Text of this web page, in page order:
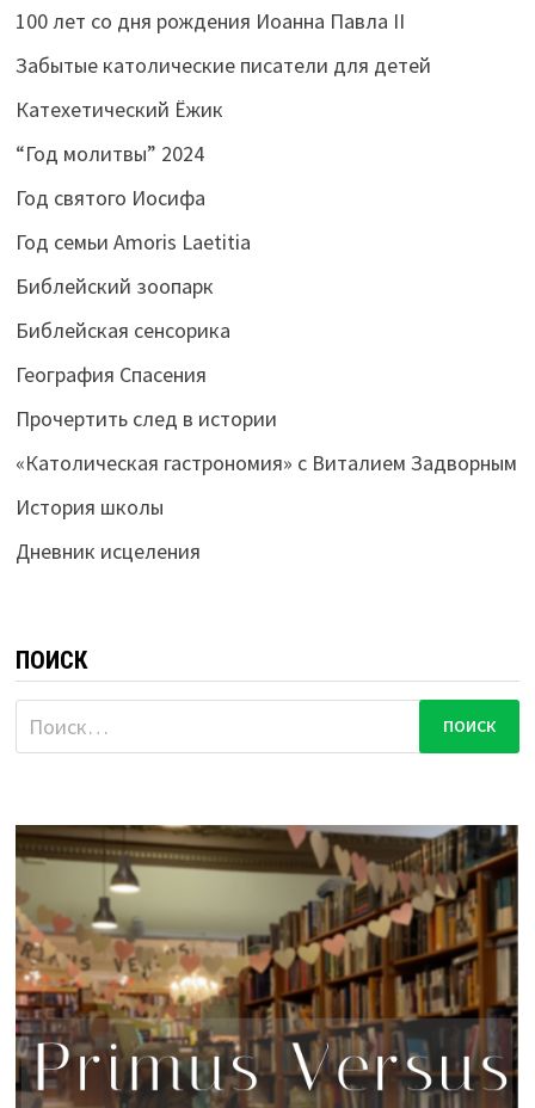
100 лет со дня рождения Иоанна Павла II
Забытые католические писатели для детей
Катехетический Ёжик
“Год молитвы” 2024
Год святого Иосифа
Год семьи Amoris Laetitia
Библейский зоопарк
Библейская сенсорика
География Спасения
Прочертить след в истории
«Католическая гастрономия» с Виталием Задворным
История школы
Дневник исцеления
ПОИСК
Найти: